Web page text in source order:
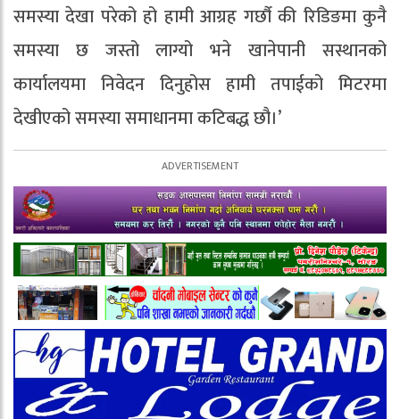
समस्या देखा परेको हो हामी आग्रह गर्छौ की रिडिङमा कुनै
समस्या छ जस्तो लाग्यो भने खानेपानी सस्थानको
कार्यालयमा निवेदन दिनुहोस हामी तपाईको मिटरमा
देखीएको समस्या समाधानमा कटिबद्ध छौ।’